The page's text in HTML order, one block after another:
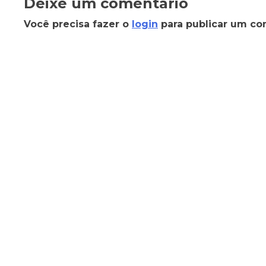
Você precisa fazer o login para publicar um